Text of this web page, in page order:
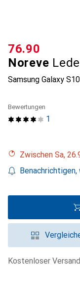
Noreve
Samsung Galaxy
CHF
76.90
1
Bewertungen
Zwischen Sa,
kostenloser Versand